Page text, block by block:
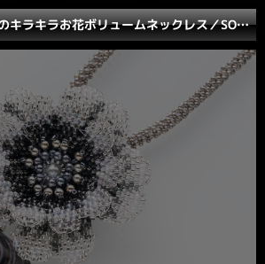
w2020／モノトーンのキラキラお花ボリュームネックレス／SOLD OUT